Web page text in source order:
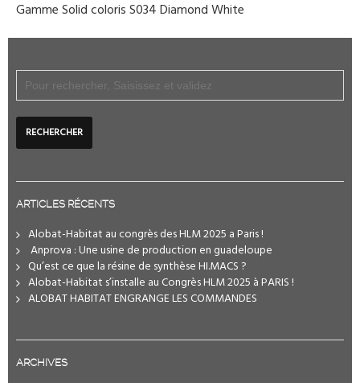
Gamme Solid coloris S034 Diamond White
ARTICLES RÉCENTS
Alobat-Habitat au congrès des HLM 2025 a Paris !
️ Anprova : Une usine de production en guadeloupe
Qu’est ce que la résine de synthèse HI.MACS ?
Alobat-Habitat s’installe au Congrès HLM 2025 à PARIS !
ALOBAT HABITAT ENGRANGE LES COMMANDES
ARCHIVES